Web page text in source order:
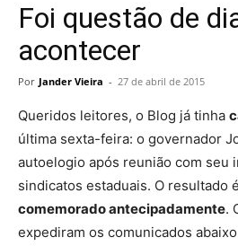
Foi questão de
acontecer
Por Jander Vieira - 27 de abril de 2015
Queridos leitores, o Blog já tinha
última sexta-feira: o governador
autoelogio após reunião com seu
sindicatos estaduais. O resultado
comemorado antecipadamente.
expediram os comunicados